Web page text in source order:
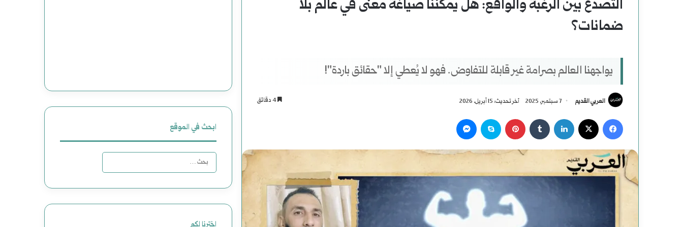
التصدع بين الرغبة والواقع: هل يمكننا صياغة معنى في عالم بلا
ضمانات؟
يواجهنا العالم بصرامة غير قابلة للتفاوض. فهو لا يُعطي إلا "حقائق باردة"!
العربي القديم 7 سبتمبر، 2025 آخر تحديث: 15 أبريل، 2026
فيسبوك لينكدإن بينتيريستسكايب
ابحث في الموقع
اخترنا لكم